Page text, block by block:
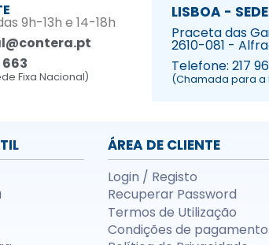
9h-13h e 14-18h
663
Fixa Nacional)
LISBOA - SEDE
Praceta das
2610-081 -
Telefone: 217
(Chamada para a
ÁREA DE CLIENTE
Login / Registo
Recuperar Password
Termos de Utilização
Condições de pagamento